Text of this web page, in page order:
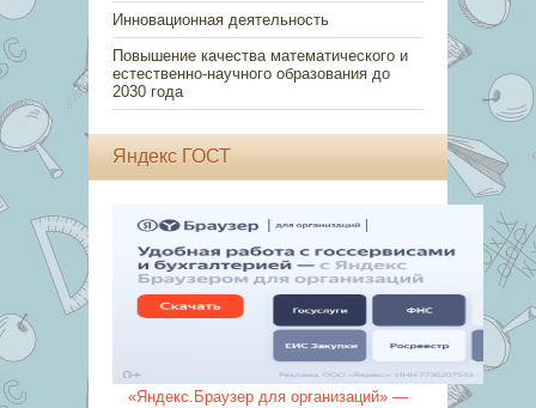
Инновационная деятельность
Повышение качества математического и
естественно-научного образования до
2030 года
Яндекс ГОСТ
«Яндекс.Браузер для организаций» —